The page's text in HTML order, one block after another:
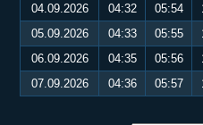
04.09.2026
04:32 05:54
05.09.2026
04:33 05:55
06.09.2026
04:35 05:56
07.09.2026
04:36 05:57